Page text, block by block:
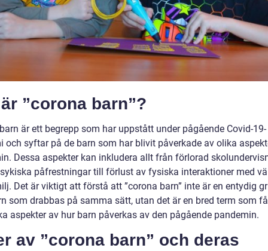
”corona barn”?
är ett begrepp som har uppstått under pågående Covid-19-
och syftar på de barn som har blivit påverkade av olika
Dessa aspekter kan inkludera allt från förlorad
påfrestningar till förlust av fysiska interaktioner med
Det är viktigt att förstå att ”corona barn” inte är en entydig
som drabbas på samma sätt, utan det är en bred term som
aspekter av hur barn påverkas av den pågående pandemin.
av ”corona barn” och deras